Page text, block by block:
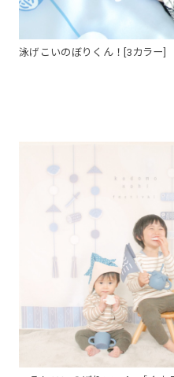
泳げこいのぼりくん！[3カラー]